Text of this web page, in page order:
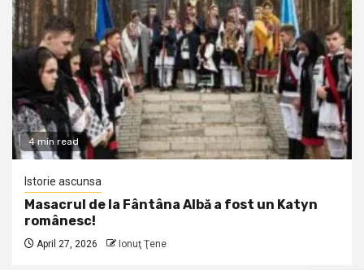
4 min read
Istorie ascunsa
Masacrul de la Fântâna Albă a fost un Katyn
românesc!
April 27, 2026 Ionuţ Ţene